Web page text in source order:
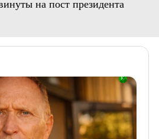
на пост президента